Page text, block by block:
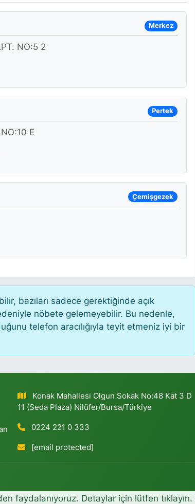
Merkez
NO:5 2
Pertek
E
Çemişgezek
bazıları sadece gerektiğinde açık
nöbete gelemeyebilir. Bu nedenle,
telefon aracılığıyla teyit etmeniz iyi bir
Konak Mahallesi Olgun Sokak No:48 Kat 3 D
11 (Seda Plaza) Nilüfer/Bursa/Türkiye
0224 221 0 333
[email protected]
faydalanıyoruz. Detaylar için lütfen tıklayın.